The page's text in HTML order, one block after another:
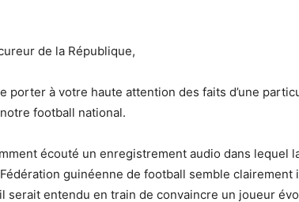
de la République,
porter à votre haute attention des faits d’une
football national.
écouté un enregistrement audio dans lequel
guinéenne de football semble clairement
serait entendu en train de convaincre un joueur